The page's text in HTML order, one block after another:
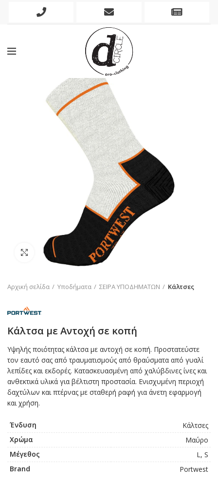
Phone
Mobile
Click to enlarge
Αρχική σελίδα Υποδήματα ΣΕΙΡΑ ΥΠΟΔΗΜΑΤΩΝ Κάλτσες
Κάλτσα με Αντοχή σε κοπή
Υψηλής ποιότητας κάλτσα με αντοχή σε κοπή. Προστατεύστε
τον εαυτό σας από τραυματισμούς από θραύσματα από γυαλί
λεπίδες και εκδορές. Κατασκευασμένη από χαλύβδινες ίνες και
ανθεκτικά υλικά για βέλτιστη προστασία. Ενισχυμένη περιοχή
δαχτύλων και πτέρνας με σταθερή ραφή για άνετη εφαρμογή
και χρήση.
Ένδυση
Κάλτσες
Χρώμα
Μαύρο
Μέγεθος
L, S
Brand
Portwest